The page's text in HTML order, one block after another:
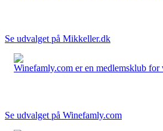
Se udvalget på Mikkeller.dk
Winefamly.com er en medlemsklub for
Se udvalget på Winefamly.com